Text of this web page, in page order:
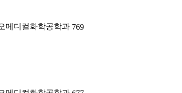
메디컬화학공학과 769